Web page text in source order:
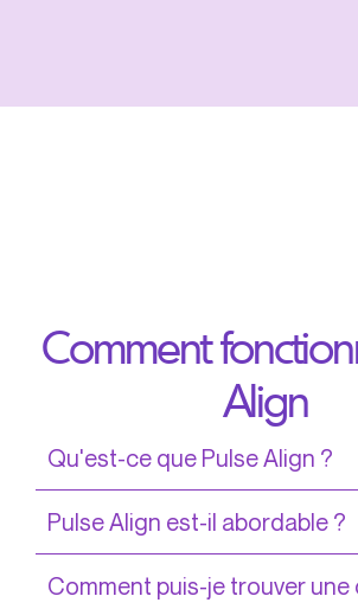
Comment
Align
Qu'est-ce que Pulse Align ?
Pulse Align est-il abordable ?
Comment puis-je trouver une